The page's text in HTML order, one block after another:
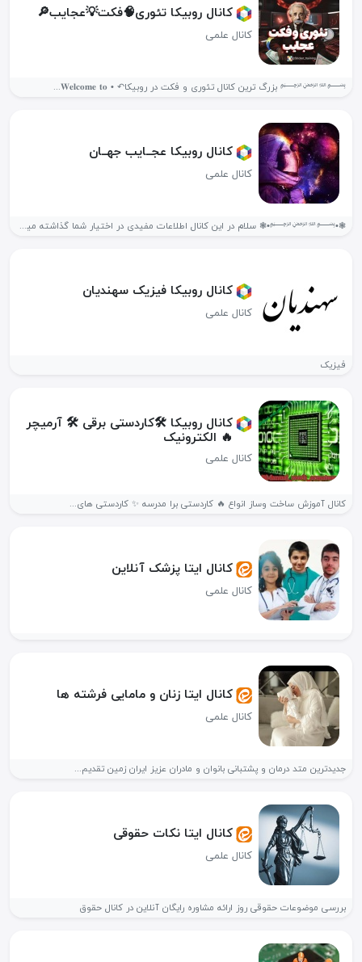
کانال روبیکا تئوری🧠فکت💡عجایب🔎
کانال علمی
‌﷽ بزرگ ترین کانال تئوری و فکت در روبیکا↶ • 𝐖𝐞𝐥𝐜𝐨𝐦𝐞 𝐭𝐨...
کانال روبیکا عجــایب جهــان
کانال علمی
❃•﷽•❃ سلام در این کانال اطلاعات مفیدی در اختیار شما گذاشته میشود...
کانال روبیکا فیزیک سهندیان
کانال علمی
فیزیک
کانال روبیکا 🛠کاردستی برقی 🛠 آرمیچر
🔥 الکترونیک
کانال علمی
کانال آموزش ساخت وساز انواع 🔥 کاردستی برا مدرسه ✨️ کاردستی های...
کانال ایتا پزشک آنلاین
کانال علمی
کانال ایتا زنان و مامایی فرشته ها
کانال علمی
جدیدترین متد درمان و پشتبانی بانوان و مادران عزیز ایران زمین تقدیم...
کانال ایتا نکات حقوقی
کانال علمی
بررسی موضوعات حقوقی روز ارائه مشاوره رایگان آنلاین در کانال حقوق